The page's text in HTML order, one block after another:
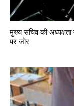
मुख्य सचिव की
पर जोर